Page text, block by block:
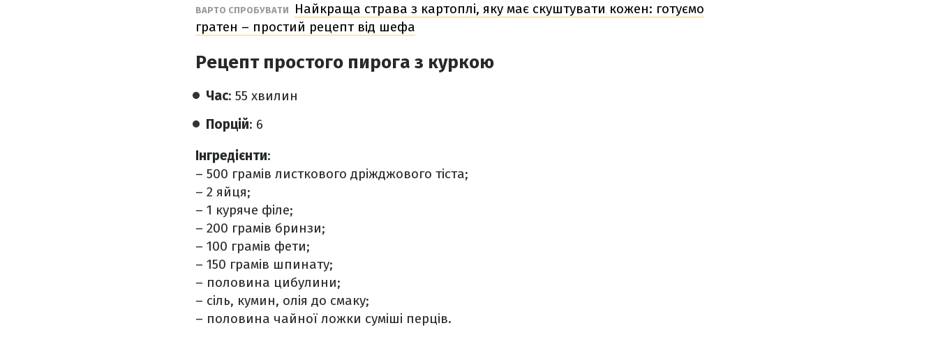
ВАРТО СПРОБУВАТИ
Найкраща страва з картоплі, яку має скуштувати кожен: готуємо
гратен – простий рецепт від шефа
Рецепт простого пирога з куркою
Час: 55 хвилин
Порцій: 6
Інгредієнти:
– 500 грамів листкового дріжджового тіста;
– 2 яйця;
– 1 куряче філе;
– 200 грамів бринзи;
– 100 грамів фети;
– 150 грамів шпинату;
– половина цибулини;
– сіль, кумин, олія до смаку;
– половина чайної ложки суміші перців.